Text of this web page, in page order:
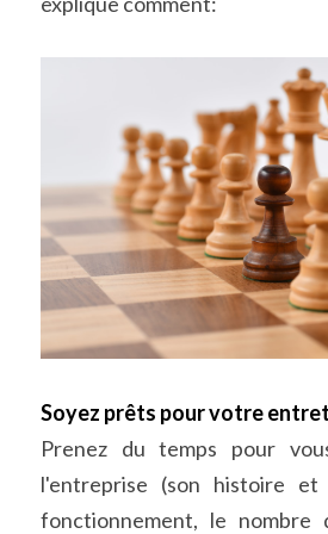
Soyez prêts pour votre
Prenez du temps pour
l'entreprise (son histoire et
fonctionnement, le nombre